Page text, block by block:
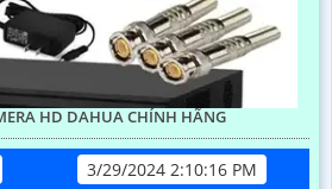
HD DAHUA CHÍNH HÃNG
3/29/2024 2:10:16 PM